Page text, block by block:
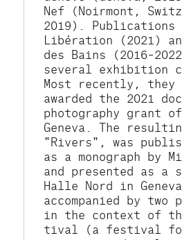
Nef (Noirmont,
2019). Publications
Libération (2021)
des Bains
several exhibition
Most recently, they
awarded the 2021
photography grant
Geneva. The
"Rivers", was
as a monograph by
and presented as a
Halle Nord in
accompanied by two
in the context of
tival (a festival